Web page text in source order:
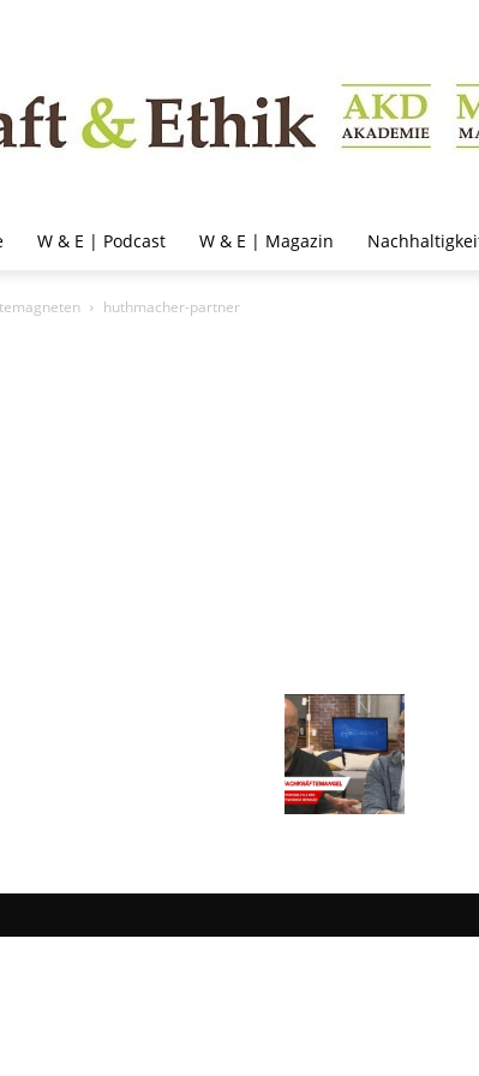
W & E | Podcast W & E | Magazin
huthmacher-partner